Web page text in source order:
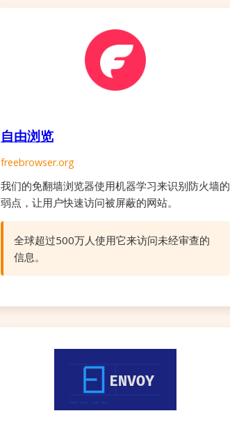
自由浏览
freebrowser.org
我们的免翻墙浏览器使用机器学习来识别防火墙的
弱点，让用户快速访问被屏蔽的网站。
全球超过500万人使用它来访问未经审查的
信息。